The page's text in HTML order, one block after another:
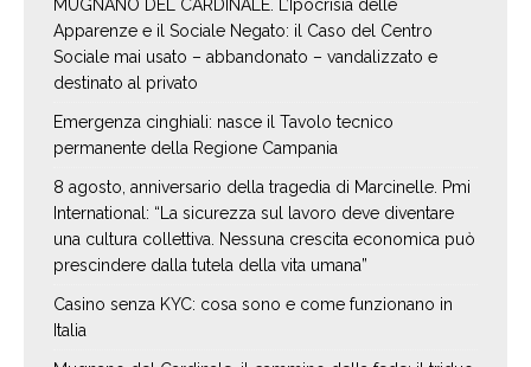
MUGNANO DEL CARDINALE. L’Ipocrisia delle
Apparenze e il Sociale Negato: il Caso del Centro
Sociale mai usato – abbandonato – vandalizzato e
destinato al privato
Emergenza cinghiali: nasce il Tavolo tecnico
permanente della Regione Campania
8 agosto, anniversario della tragedia di Marcinelle. Pmi
International: “La sicurezza sul lavoro deve diventare
una cultura collettiva. Nessuna crescita economica può
prescindere dalla tutela della vita umana”
Casino senza KYC: cosa sono e come funzionano in
Italia